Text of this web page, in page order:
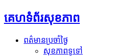
គេហទំព័រសុខភាព
ពត៌មានប្រចាំថ្ងៃ
សុខភាពទូទៅ